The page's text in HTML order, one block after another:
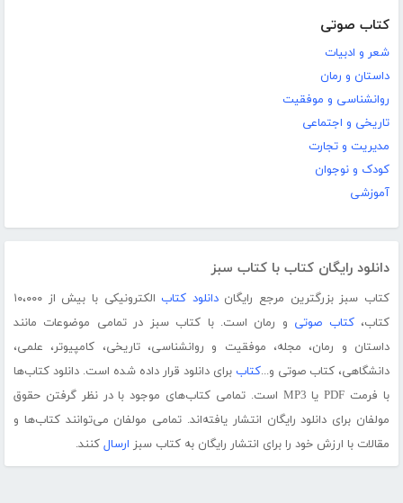
کتاب صوتی
شعر و ادبیات
داستان و رمان
روانشناسی و موفقیت
تاریخی و اجتماعی
مدیریت و تجارت
کودک و نوجوان
آموزشی
دانلود رایگان کتاب با کتاب سبز
کتاب سبز بزرگترین مرجع رایگاندانلود کتاب
الکترونیکی با بیش از ۱۰،۰۰۰
کتاب،کتاب صوتی و رمان است. با کتاب سبز در تمامی موضوعات مانند
داستان و رمان، مجله، موفقیت و روانشناسی، تاریخی، کامپیوتر، علمی،
دانشگاهی، کتاب صوتی و...کتاب برای دانلود قرار داده شده است. دانلود کتاب‌ها
با فرمت PDF یا MP3 است. تمامی کتاب‌های موجود با در نظر گرفتن حقوق
مولفان برای دانلود رایگان انتشار یافته‌اند. تمامی مولفان می‌توانند کتاب‌ها و
مقالات با ارزش خود را برای انتشار رایگان به کتاب سبز ارسال کنند.